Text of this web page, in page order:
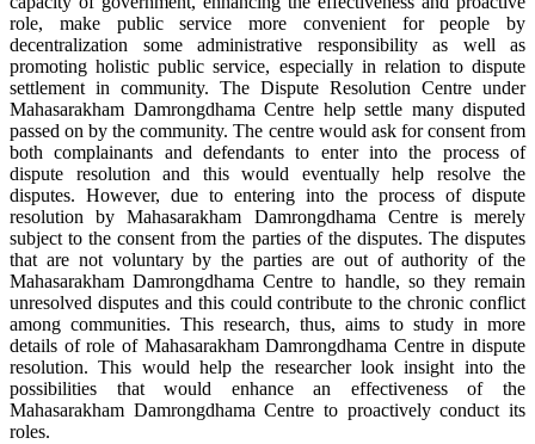
role, make public service more convenient for people by
decentralization some administrative responsibility as well as
promoting holistic public service, especially in relation to dispute
settlement in community. The Dispute Resolution Centre under
Mahasarakham Damrongdhama Centre help settle many disputed
passed on by the community. The centre would ask for consent from
both complainants and defendants to enter into the process of
dispute resolution and this would eventually help resolve the
disputes. However, due to entering into the process of dispute
resolution by Mahasarakham Damrongdhama Centre is merely
subject to the consent from the parties of the disputes. The disputes
that are not voluntary by the parties are out of authority of the
Mahasarakham Damrongdhama Centre to handle, so they remain
unresolved disputes and this could contribute to the chronic conflict
among communities. This research, thus, aims to study in more
details of role of Mahasarakham Damrongdhama Centre in dispute
resolution. This would help the researcher look insight into the
possibilities that would enhance an effectiveness of the
Mahasarakham Damrongdhama Centre to proactively conduct its
roles.